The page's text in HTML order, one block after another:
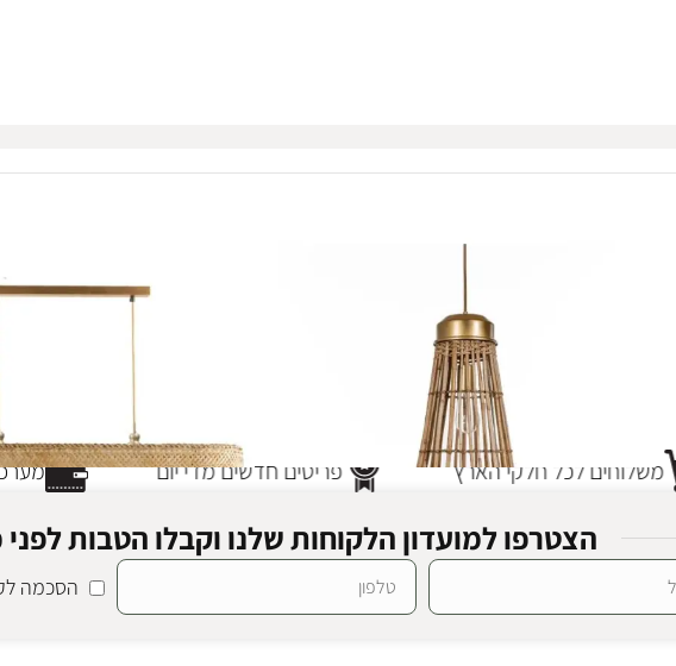
SALE
SALE
פריטים חדשים מדי יום משלוחים לכל חלקי הארץ
הצטרפו למועדון הלקוחות שלנו וקבלו הטבות
הסכמה